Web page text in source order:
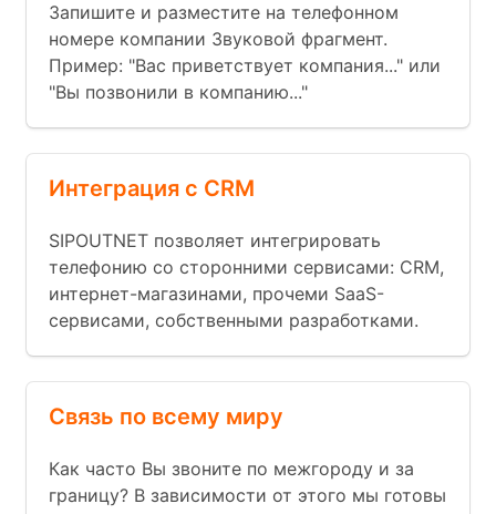
Запишите и разместите на телефонном
номере компании Звуковой фрагмент.
Пример: "Вас приветствует компания..." или
"Вы позвонили в компанию..."
Интеграция с CRM
SIPOUTNET позволяет интегрировать
телефонию со сторонними сервисами: CRM,
интернет-магазинами, прочеми SaaS-
сервисами, собственными разработками.
Связь по всему миру
Как часто Вы звоните по межгороду и за
границу? В зависимости от этого мы готовы